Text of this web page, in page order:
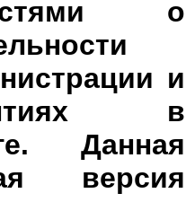
о
и
в
Данная
версия